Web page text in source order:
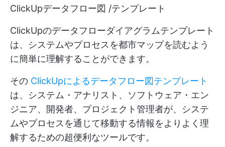
ClickUpデータフロー図 /テンプレート
ClickUpのデータフローダイアグラムテンプレート
は、システムやプロセスを都市マップを読むよう
に簡単に理解することができます。
その ClickUpによるデータフロー図テンプレート
は、システム・アナリスト、ソフトウェア・エン
ジニア、開発者、プロジェクト管理者が、システ
ムやプロセスを通じて移動する情報をよりよく理
解するための超便利なツールです。